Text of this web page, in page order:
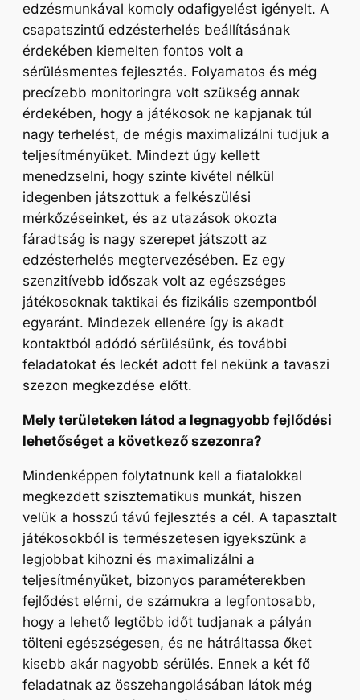
edzésmunkával komoly odafigyelést igényelt. A
csapatszintű edzésterhelés beállításának
érdekében kiemelten fontos volt a
sérülésmentes fejlesztés. Folyamatos és még
precízebb monitoringra volt szükség annak
érdekében, hogy a játékosok ne kapjanak túl
nagy terhelést, de mégis maximalizálni tudjuk a
teljesítményüket. Mindezt úgy kellett
menedzselni, hogy szinte kivétel nélkül
idegenben játszottuk a felkészülési
mérkőzéseinket, és az utazások okozta
fáradtság is nagy szerepet játszott az
edzésterhelés megtervezésében. Ez egy
szenzitívebb időszak volt az egészséges
játékosoknak taktikai és fizikális szempontból
egyaránt. Mindezek ellenére így is akadt
kontaktból adódó sérülésünk, és további
feladatokat és leckét adott fel nekünk a tavaszi
szezon megkezdése előtt.
Mely területeken látod a legnagyobb fejlődési
lehetőséget a következő szezonra?
Mindenképpen folytatnunk kell a fiatalokkal
megkezdett szisztematikus munkát, hiszen
velük a hosszú távú fejlesztés a cél. A tapasztalt
játékosokból is természetesen igyekszünk a
legjobbat kihozni és maximalizálni a
teljesítményüket, bizonyos paraméterekben
fejlődést elérni, de számukra a legfontosabb,
hogy a lehető legtöbb időt tudjanak a pályán
tölteni egészségesen, és ne hátráltassa őket
kisebb akár nagyobb sérülés. Ennek a két fő
feladatnak az összehangolásában látok még